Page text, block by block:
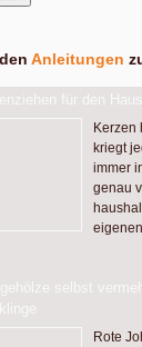
Anleitungen
für den
Kerzen
kriegt
immer
genau
selbst
Rote